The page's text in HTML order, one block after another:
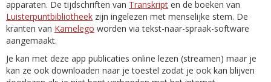
apparaten. De tijdschriften van Transkript en de boeken van
Luisterpuntbibliotheek zijn ingelezen met menselijke stem. De
kranten van Kamelego worden via tekst-naar-spraak-software
aangemaakt.
Je kan met deze app publicaties online lezen (streamen) maar je
kan ze ook downloaden naar je toestel zodat je ook kan blijven